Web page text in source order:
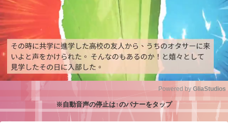
M
Powered by GliaStudios
※自動音声の停止は↑のバナーをタップ